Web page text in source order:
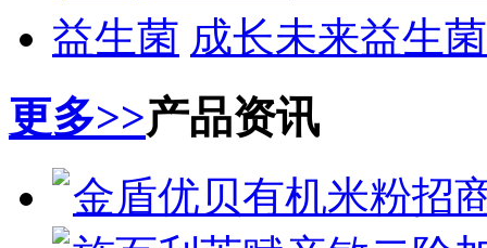
益生菌 成长未来益生
更多>>产品资讯
金盾优贝有机米粉招